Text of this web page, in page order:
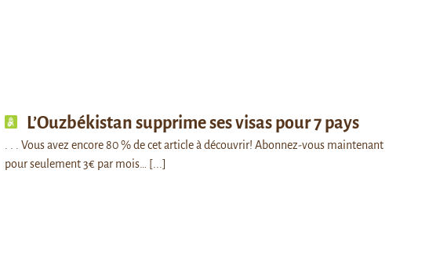
L’Ouzbékistan supprime ses visas pour 7 pays
. . . Vous avez encore 80 % de cet article à découvrir! Abonnez-vous maintenant
pour seulement 3€ par mois…
[...]